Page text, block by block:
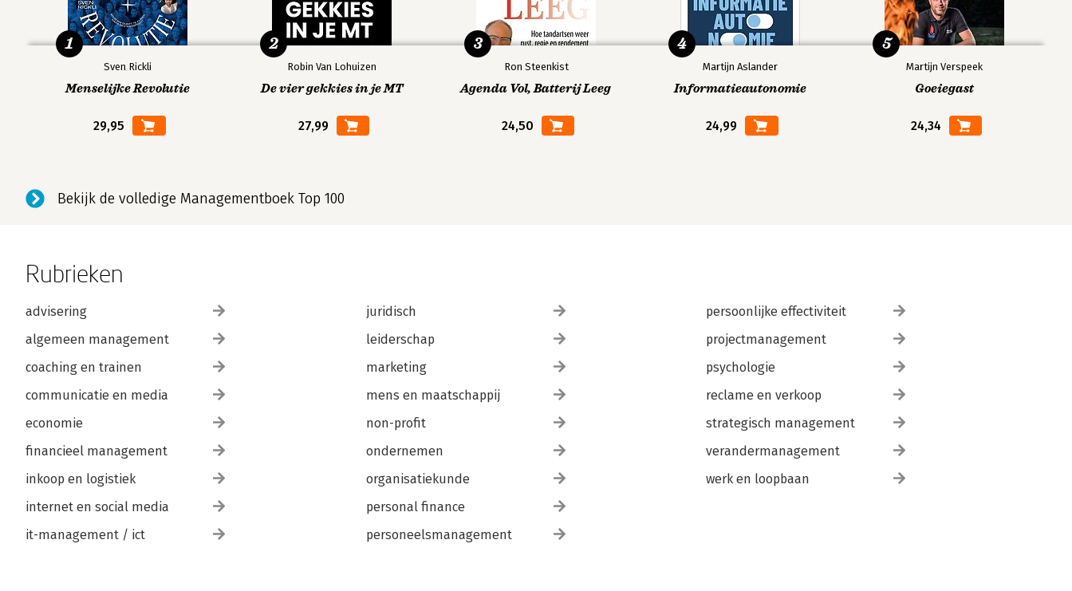
Sven Rickli
Menselijke Revolutie
29,95
1
Robin Van Lohuizen
De vier gekkies in je MT
27,99
2
Ron Steenkist
Agenda Vol, Batterij Leeg
24,50
3
Martijn Aslander
Informatieautonomie
24,99
4
Martijn Verspeek
Goeiegast
24,34
5
Bekijk de volledige Managementboek Top 100
Rubrieken
advisering
algemeen management
coaching en trainen
communicatie en media
economie
financieel management
inkoop en logistiek
internet en social media
it-management / ict
juridisch
leiderschap
marketing
mens en maatschappij
non-profit
ondernemen
organisatiekunde
personal finance
personeelsmanagement
persoonlijke effectiviteit
projectmanagement
psychologie
reclame en verkoop
strategisch management
verandermanagement
werk en loopbaan